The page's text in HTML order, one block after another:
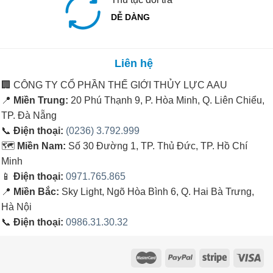
DỄ DÀNG
Liên hệ
🏢 CÔNG TY CỔ PHẦN THẾ GIỚI THỦY LỰC AAU
📍 Miền Trung: 20 Phú Thạnh 9, P. Hòa Minh, Q. Liên Chiểu,
TP. Đà Nẵng
📞 Điện thoại: (0236) 3.792.999
🗺️ Miền Nam: Số 30 Đường 1, TP. Thủ Đức, TP. Hồ Chí
Minh
📱 Điện thoại: 0971.765.865
📍 Miền Bắc: Sky Light, Ngõ Hòa Bình 6, Q. Hai Bà Trưng,
Hà Nội
📞 Điện thoại: 0986.31.30.32